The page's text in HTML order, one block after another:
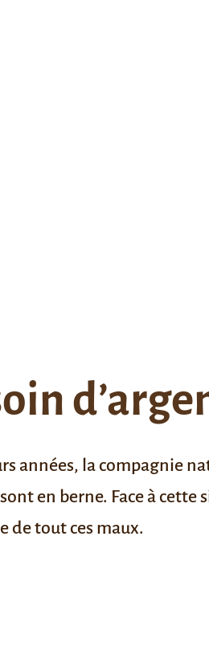
années, la compagnie
en berne. Face à
de tout ces maux.